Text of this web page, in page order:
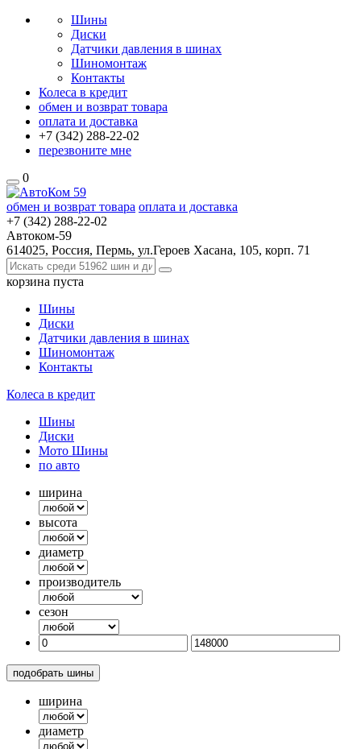
Шины
Диски
Датчики давления в шинах
Шиномонтаж
Контакты
Колеса в кредит
обмен и возврат товара
оплата и доставка
+7 (342) 288-22-02
перезвоните мне
0
обмен и возврат товара оплата и доставка
+7 (342) 288-22-02
Автоком-59
614025, Россия, Пермь, ул.Героев Хасана, 105, корп. 71
корзина пуста
Шины
Диски
Датчики давления в шинах
Шиномонтаж
Контакты
Колеса в кредит
Шины
Диски
Мото Шины
по авто
ширина
высота
диаметр
производитель
сезон
подобрать шины
ширина
диаметр